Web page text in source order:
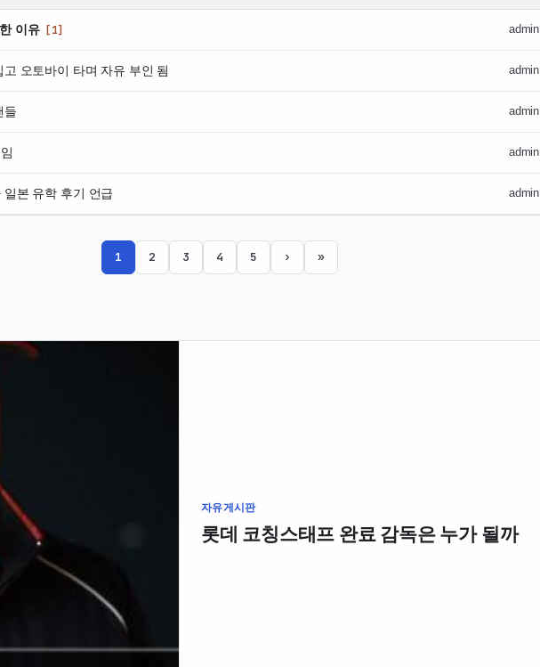
이유 [1] admin
오토바이 타며 자유 부인 됨 admin
들 admin
admin
본 유학 후기 언급 admin
1 2 3 4 5 › »
자유게시판
롯데 코칭스태프 완료 감독은 누가 될까